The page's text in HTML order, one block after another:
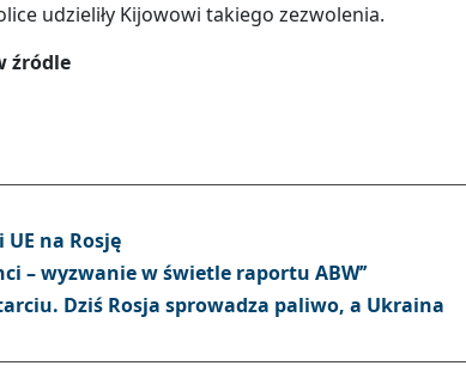
udzieliły Kijowowi takiego zezwolenia.
źródle
na Rosję
– wyzwanie w świetle raportu ABW’’
Dziś Rosja sprowadza paliwo, a Ukraina